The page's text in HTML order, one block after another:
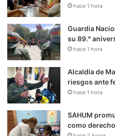
hace 1 hora
Guardia
su 89.°
hace 1 hora
Alcaldía de
riesgos ante
hace 1 hora
SAHUM
como